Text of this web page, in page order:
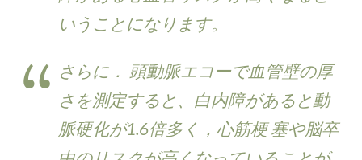
いうことになります。
さらに． 頭動脈エコーで血管壁の厚
さを測定すると、白内障があると動
脈硬化が1.6倍多く，心筋梗 塞や脳卒